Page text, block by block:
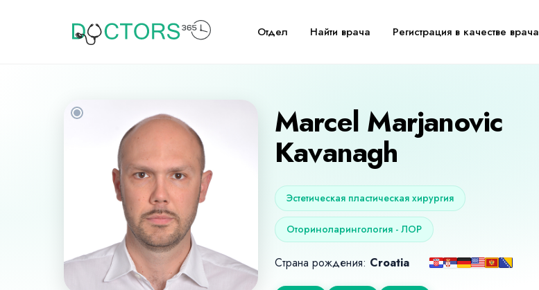
Отдел Найти врача Регистрация в качестве врача
Marcel Marjanovic
Kavanagh
Эстетическая пластическая хирургия
Оториноларингология - ЛОР
Страна рождения: Croatia